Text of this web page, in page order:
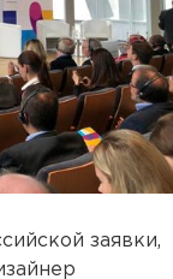
заявки,